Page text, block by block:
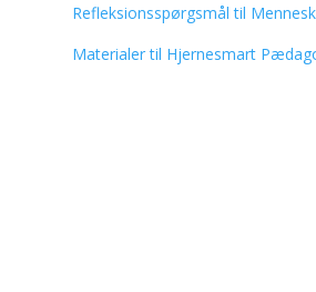
Refleksionsspørgsmål til
Materialer til Hjernesmart